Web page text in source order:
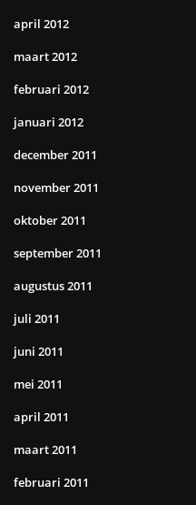
april 2012
maart 2012
februari 2012
januari 2012
december 2011
november 2011
oktober 2011
september 2011
augustus 2011
juli 2011
juni 2011
mei 2011
april 2011
maart 2011
februari 2011